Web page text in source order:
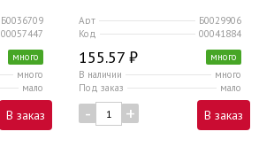
Б0036709
00057447
много
много
мало
В заказ
Арт
Б0029906
Код
00041884
155.57 ₽
много
В наличии
много
Под заказ
мало
- + В заказ